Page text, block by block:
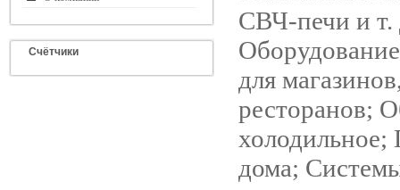
Счётчики
СВЧ-печи и т.
для
ресторанов;
холодильное;
дома;